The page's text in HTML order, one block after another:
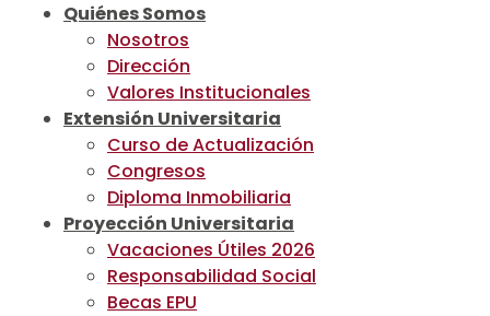
Quiénes Somos
Nosotros
Dirección
Valores Institucionales
Extensión Universitaria
Curso de Actualización
Congresos
Diploma Inmobiliaria
Proyección Universitaria
Vacaciones Útiles 2026
Responsabilidad Social
Becas EPU